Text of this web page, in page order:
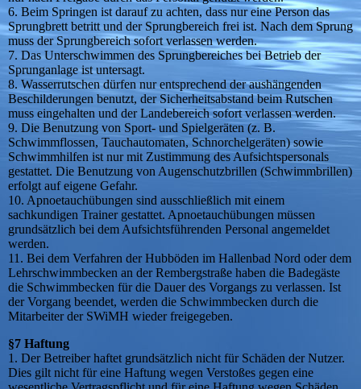
6. Beim Springen ist darauf zu achten, dass nur eine Person das
Sprungbrett betritt und der Sprungbereich frei ist. Nach dem Sprung
muss der Sprungbereich sofort verlassen werden.
7. Das Unterschwimmen des Sprungbereiches bei Betrieb der
Sprunganlage ist untersagt.
8. Wasserrutschen dürfen nur entsprechend der aushängenden
Beschilderungen benutzt, der Sicherheitsabstand beim Rutschen
muss eingehalten und der Landebereich sofort verlassen werden.
9. Die Benutzung von Sport- und Spielgeräten (z. B.
Schwimmflossen, Tauchautomaten, Schnorchelgeräten) sowie
Schwimmhilfen ist nur mit Zustimmung des Aufsichtspersonals
gestattet. Die Benutzung von Augenschutzbrillen (Schwimmbrillen)
erfolgt auf eigene Gefahr.
10. Apnoetauchübungen sind ausschließlich mit einem
sachkundigen Trainer gestattet. Apnoetauchübungen müssen
grundsätzlich bei dem Aufsichtsführenden Personal angemeldet
werden.
11. Bei dem Verfahren der Hubböden im Hallenbad Nord oder dem
Lehrschwimmbecken an der Rembergstraße haben die Badegäste
die Schwimmbecken für die Dauer des Vorgangs zu verlassen. Ist
der Vorgang beendet, werden die Schwimmbecken durch die
Mitarbeiter der SWiMH wieder freigegeben.
§7 Haftung
1. Der Betreiber haftet grundsätzlich nicht für Schäden der Nutzer.
Dies gilt nicht für eine Haftung wegen Verstoßes gegen eine